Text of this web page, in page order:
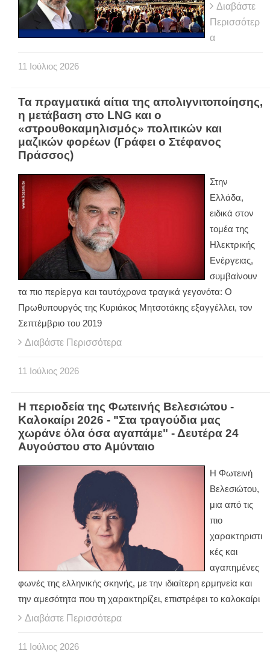
Διαβάστε
Περισσότερ
α
11 Ιούλιος 2026
Τα πραγματικά αίτια της απολιγνιτοποίησης,
η μετάβαση στο LNG και ο
«στρουθοκαμηλισμός» πολιτικών και
μαζικών φορέων (Γράφει ο Στέφανος
Πράσσος)
Στην
Ελλάδα,
ειδικά στον
τομέα της
Ηλεκτρικής
Ενέργειας,
συμβαίνουν
τα πιο περίεργα και ταυτόχρονα τραγικά γεγονότα: Ο
Πρωθυπουργός της Κυριάκος Μητσοτάκης εξαγγέλλει, τον
Σεπτέμβριο του 2019
Διαβάστε Περισσότερα
11 Ιούλιος 2026
Η περιοδεία της Φωτεινής Βελεσιώτου -
Καλοκαίρι 2026 - "Στα τραγούδια μας
χωράνε όλα όσα αγαπάμε" - Δευτέρα 24
Αυγούστου στο Αμύνταιο
Η Φωτεινή
Βελεσιώτου,
μια από τις
πιο
χαρακτηριστι
κές και
αγαπημένες
φωνές της ελληνικής σκηνής, με την ιδιαίτερη ερμηνεία και
την αμεσότητα που τη χαρακτηρίζει, επιστρέφει το καλοκαίρι
Διαβάστε Περισσότερα
11 Ιούλιος 2026